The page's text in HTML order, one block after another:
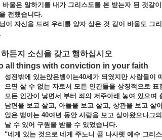
울은 말하기를 내가 그리스도를 본 받는자 된 것같
전했습니다.
이 자신을 드려 우리를 양자 삼은 것 같이 바울도 그
든지 소신을 갖고 행하십시오
all things with conviction in your faith
성전밖에 있는앉은뱅이는40세가 되였지만 사람들이
으면 살 수 없는 자로서 모든 인간들을 상징적으로
모든 인간이 낳면서 부터 죄의 저주아래 놓여 있으며
남편을 보고 살고, 아들을 보고 살고, 상관을 보고 살
앉은 뱅이는 40여년 동안 사람을 보고 살아왔으나그
날 수 있어 구원을 받을 수 있었습니다.
"네게 있는 것으로 네게 주노니 곧 나사렛 예수 그리